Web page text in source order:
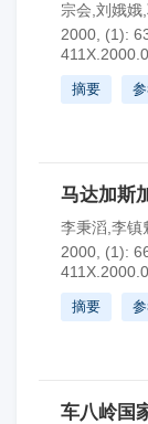
宗会,刘娥娥
2000, (1):
摘要
马达加斯
李秉滔,李镇
2000, (1):
摘要
车八岭国